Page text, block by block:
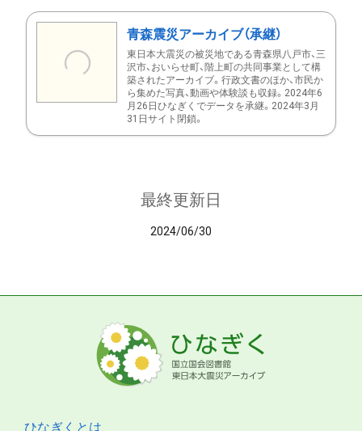
青森震災アーカイブ（承継）
東日本大震災の被災地である青森県八戸市、三
沢市、おいらせ町、階上町の共同事業として構
築されたアーカイブ。行政文書のほか、市民か
ら集めた写真、動画や体験談も収録。2024年6
月26日ひなぎくでデータを承継。2024年3月
31日サイト閉鎖。
最終更新日
2024/06/30
ひなぎくとは